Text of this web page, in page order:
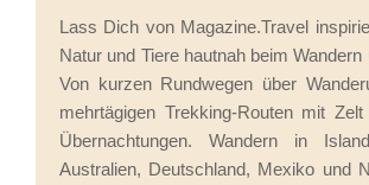
Lass Dich von Magazine.Travel
Natur und Tiere hautnah beim Wandern
Von kurzen Rundwegen über
mehrtägigen Trekking-Routen mit
Übernachtungen. Wandern in
Australien, Deutschland, Mexiko und